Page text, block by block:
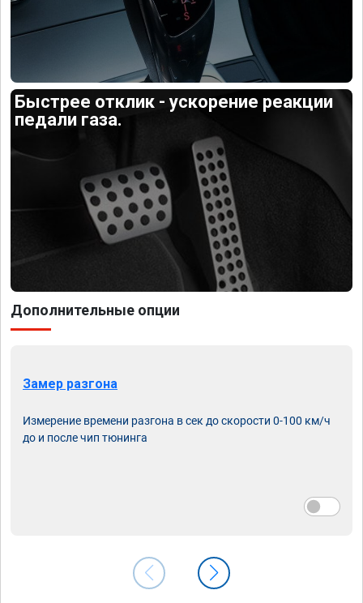
Быстрее отклик - ускорение реакции
педали газа.
Дополнительные опции
Замер разгона
Измерение времени разгона в сек до скорости 0-100 км/ч
до и после чип тюнинга